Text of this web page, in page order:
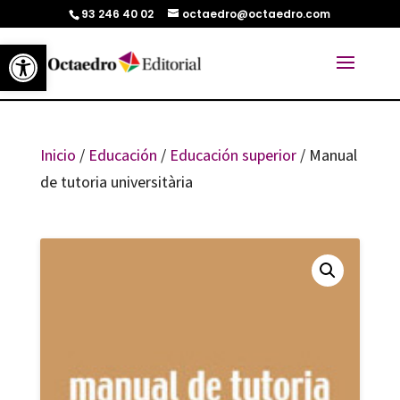
Abrir barra de herramientas
93 246 40 02 octaedro@octaedro.com
Inicio / Educación / Educación superior/ Manual
de tutoria universitària